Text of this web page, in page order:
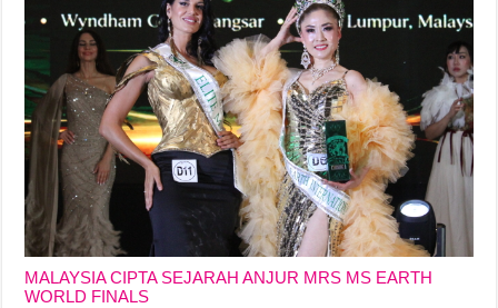
MALAYSIA CIPTA SEJARAH ANJUR MRS MS EARTH
WORLD FINALS